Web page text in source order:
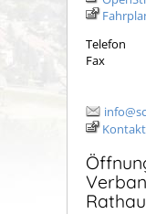
Telefon
Fax